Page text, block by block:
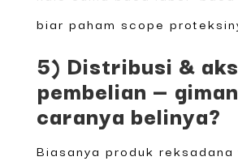
biar paham scope
5) Distribusi &
pembelian —
caranya belinya?
Biasanya produk